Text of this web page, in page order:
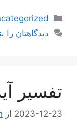
دسته‌ها
دیدگاهتان را
تفسیر
2023-12-23 از